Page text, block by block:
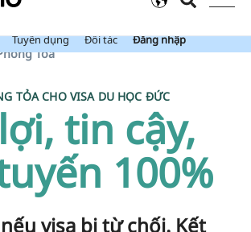
đã bao gồm Tài Khoản Ngân Hàng Expatrio.
Tuyển dụng Đối tác Đăng nhập
Tỏa
TỎA CHO VISA DU HỌC ĐỨC
tin cậy,
100%
visa bị từ chối. Kết